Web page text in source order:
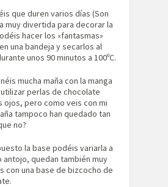
que duren varios días (Son
muy divertida para decorar la
hacer los «fantasmas»
una bandeja y secarlos al
unos 90 minutos a 100ºC.
mucha maña con la manga
perlas de chocolate
ojos, pero como veis con mi
tampoco han quedado tan
no?
la base podéis variarla a
antojo, quedan también muy
con una base de bizcocho de